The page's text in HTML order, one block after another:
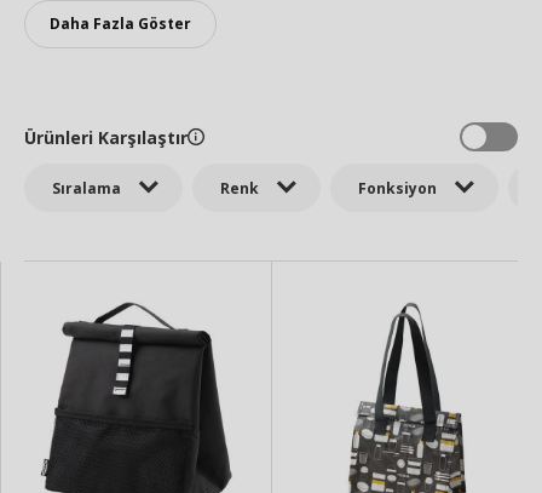
Daha Fazla Göster
Sıralama Renk Fonksiyon
Ürünleri Karşılaştır